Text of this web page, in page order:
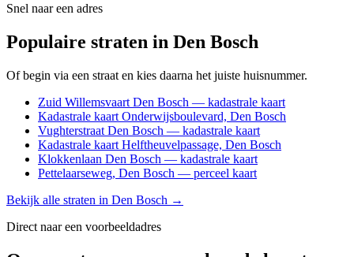
Snel naar een adres
Populaire straten in Den Bosch
Of begin via een straat en kies daarna het juiste huisnummer.
Zuid Willemsvaart Den Bosch — kadastrale kaart
Kadastrale kaart Onderwijsboulevard, Den Bosch
Vughterstraat Den Bosch — kadastrale kaart
Kadastrale kaart Helftheuvelpassage, Den Bosch
Klokkenlaan Den Bosch — kadastrale kaart
Pettelaarseweg, Den Bosch — perceel kaart
Bekijk alle straten in Den Bosch →
Direct naar een voorbeeldadres